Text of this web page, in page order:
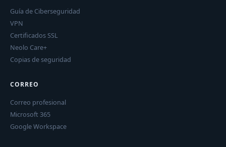
Guía de Ciberseguridad
VPN
Certificados SSL
Neolo Care+
Copias de seguridad
CORREO
Correo profesional
Microsoft 365
Google Workspace